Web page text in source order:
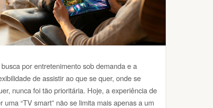
por entretenimento sob demanda e a
de assistir ao que se quer, onde se
nunca foi tão prioritária. Hoje, a experiência de
uma “TV smart” não se limita mais apenas a um